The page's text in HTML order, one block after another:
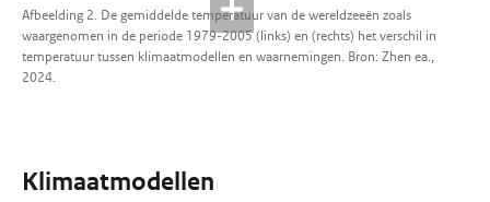
Afbeelding 2. De gemiddelde temperatuur van de wereldzeeën zoals
waargenomen in de periode 1979-2005 (links) en (rechts) het verschil in
temperatuur tussen klimaatmodellen en waarnemingen. Bron: Zhen ea.,
2024.
Klimaatmodellen